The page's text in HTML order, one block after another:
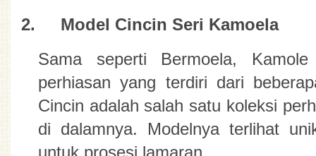
2.
Model Cincin Seri Kamoela
Sama seperti Bermoela,
perhiasan yang terdiri dari
Cincin adalah salah satu koleksi
di dalamnya. Modelnya terlihat
untuk prosesi lamaran.